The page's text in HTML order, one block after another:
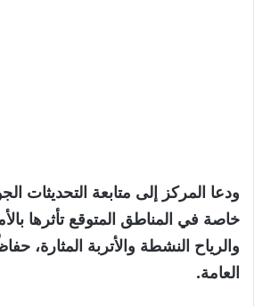
ودعا المركز إلى متابعة التحديثات
خاصة في المناطق المتوقع تأثرها
والرياح النشطة والأتربة المثارة،
العامة.